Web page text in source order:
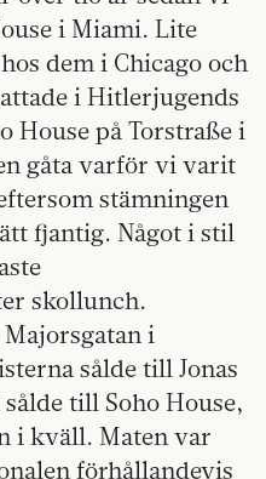
i Miami. Lite
dem i Chicago och
i Hitlerjugends
House på Torstraße i
gåta varför vi varit
stämningen
fjantig. Något i stil
skollunch.
i
sålde till Jonas
till Soho House,
i kväll. Maten var
förhållandevis